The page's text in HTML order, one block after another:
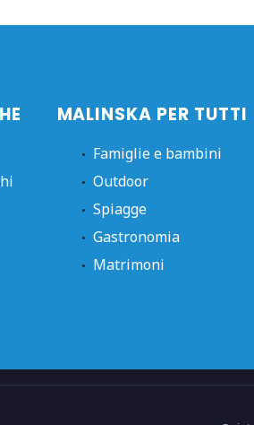
MALINSKA PER TUTTI
Famiglie e bambini
Outdoor
Spiagge
Gastronomia
Matrimoni